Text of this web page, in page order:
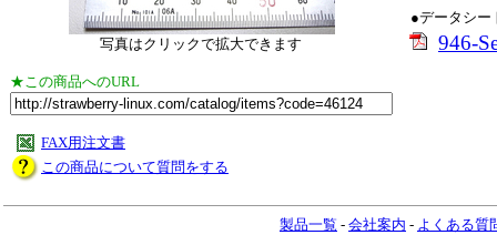
写真はクリックで拡大できます
★この商品へのURL
FAX用注文書
この商品について質問をする
●データシー
946-
製品一覧 - 会社案内 - よくある質